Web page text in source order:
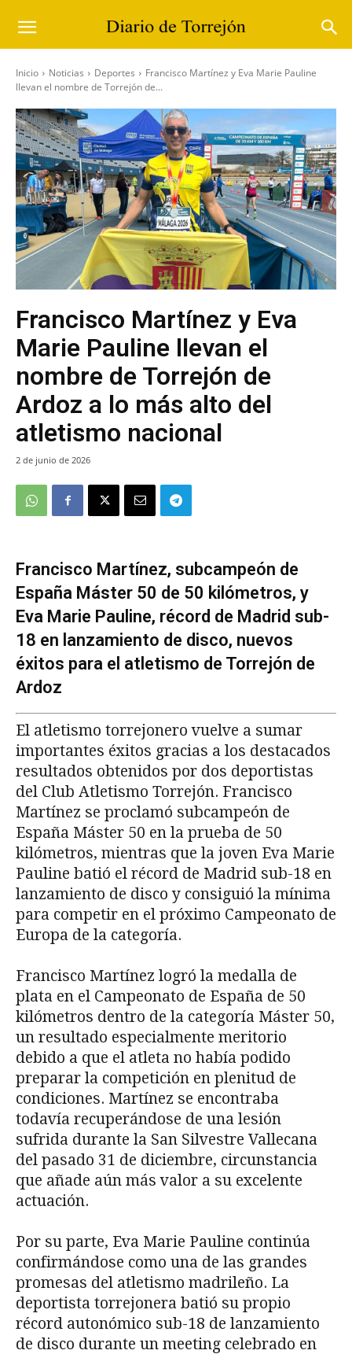
Inicio Noticias Deportes
Francisco Martínez y Eva Marie Pauline
llevan el nombre de Torrejón de...
Francisco Martínez y Eva
Marie Pauline llevan el
nombre de Torrejón de
Ardoz a lo más alto del
atletismo nacional
2 de junio de 2026
Francisco Martínez, subcampeón de
España Máster 50 de 50 kilómetros, y
Eva Marie Pauline, récord de Madrid sub-
18 en lanzamiento de disco, nuevos
éxitos para el atletismo de Torrejón de
Ardoz
El atletismo torrejonero vuelve a sumar
importantes éxitos gracias a los destacados
resultados obtenidos por dos deportistas
del Club Atletismo Torrejón. Francisco
Martínez se proclamó subcampeón de
España Máster 50 en la prueba de 50
kilómetros, mientras que la joven Eva Marie
Pauline batió el récord de Madrid sub-18 en
lanzamiento de disco y consiguió la mínima
para competir en el próximo Campeonato de
Europa de la categoría.
Francisco Martínez logró la medalla de
plata en el Campeonato de España de 50
kilómetros dentro de la categoría Máster 50,
un resultado especialmente meritorio
debido a que el atleta no había podido
preparar la competición en plenitud de
condiciones. Martínez se encontraba
todavía recuperándose de una lesión
sufrida durante la San Silvestre Vallecana
del pasado 31 de diciembre, circunstancia
que añade aún más valor a su excelente
actuación.
Por su parte, Eva Marie Pauline continúa
confirmándose como una de las grandes
promesas del atletismo madrileño. La
deportista torrejonera batió su propio
récord autonómico sub-18 de lanzamiento
de disco durante un meeting celebrado en